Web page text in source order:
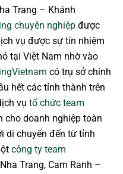
Trang – Khánh
chuyên nghiệp được
vụ được sự tín nhiệm
tại Việt Nam nhờ vào
có trụ sở chính
hết các tỉnh thành trên
vụ tổ chức team
cho doanh nghiệp toàn
di chuyển đến từ tỉnh
công ty team
Trang, Cam Ranh –